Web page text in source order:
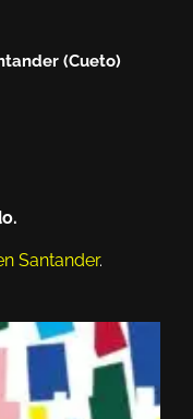
(Cueto)
Santander.